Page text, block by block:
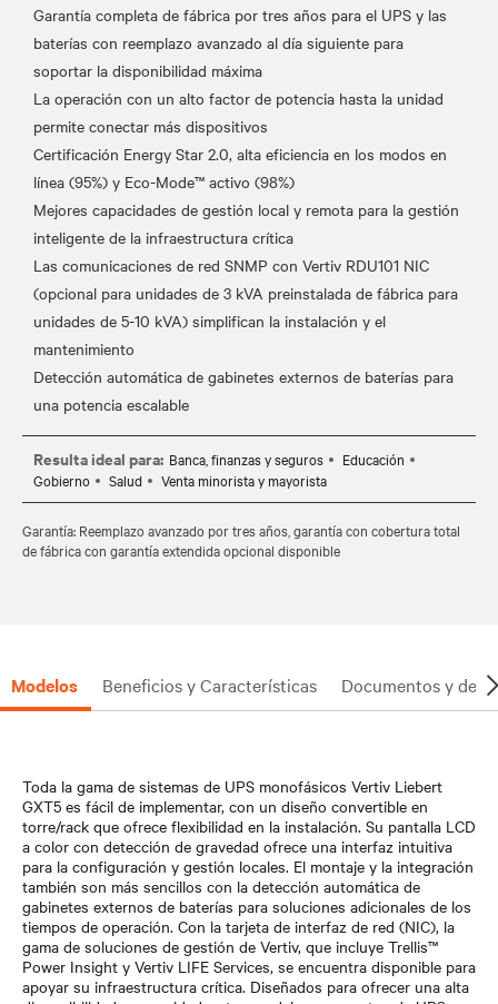
Garantía completa de fábrica por tres años para el UPS y las
baterías con reemplazo avanzado al día siguiente para
soportar la disponibilidad máxima
La operación con un alto factor de potencia hasta la unidad
permite conectar más dispositivos
Certificación Energy Star 2.0, alta eficiencia en los modos en
línea (95%) y Eco-Mode™ activo (98%)
Mejores capacidades de gestión local y remota para la gestión
inteligente de la infraestructura crítica
Las comunicaciones de red SNMP con Vertiv RDU101 NIC
(opcional para unidades de 3 kVA preinstalada de fábrica para
unidades de 5-10 kVA) simplifican la instalación y el
mantenimiento
Detección automática de gabinetes externos de baterías para
Resulta ideal para: Banca, finanzas y seguros
Educación
Gobierno
Salud Venta minorista y mayorista
Garantía: Reemplazo avanzado por tres años, garantía con cobertura total
de fábrica con garantía extendida opcional disponible
Modelos Beneficios y Características Documentos y
Toda la gama de sistemas de UPS monofásicos Vertiv Liebert
GXT5 es fácil de implementar, con un diseño convertible en
torre/rack que ofrece flexibilidad en la instalación. Su pantalla LCD
a color con detección de gravedad ofrece una interfaz intuitiva
para la configuración y gestión locales. El montaje y la integración
también son más sencillos con la detección automática de
gabinetes externos de baterías para soluciones adicionales de los
tiempos de operación. Con la tarjeta de interfaz de red (NIC), la
gama de soluciones de gestión de Vertiv, que incluye Trellis™
Power Insight y Vertiv LIFE Services, se encuentra disponible para
apoyar su infraestructura crítica. Diseñados para ofrecer una alta